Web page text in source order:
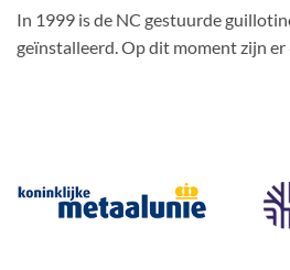
In 1999 is de NC gestuurde
geïnstalleerd. Op dit moment zijn er